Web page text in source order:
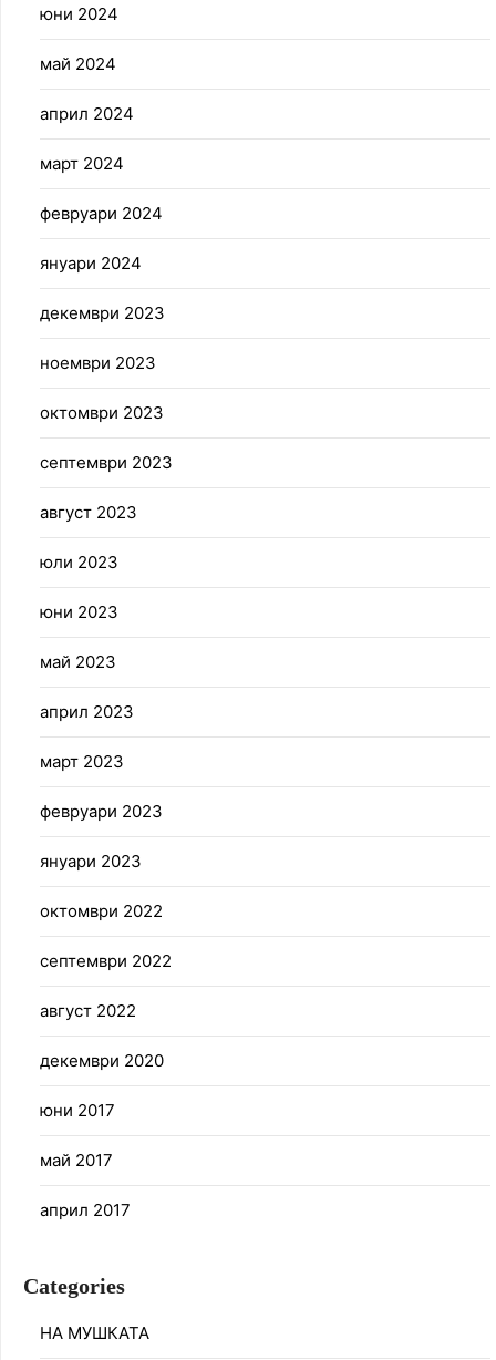
юни 2024
май 2024
април 2024
март 2024
февруари 2024
януари 2024
декември 2023
ноември 2023
октомври 2023
септември 2023
август 2023
юли 2023
юни 2023
май 2023
април 2023
март 2023
февруари 2023
януари 2023
октомври 2022
септември 2022
август 2022
декември 2020
юни 2017
май 2017
април 2017
Categories
НА МУШКАТА